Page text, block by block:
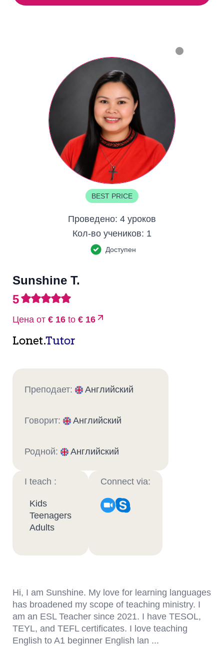
BEST PRICE
Проведено: 4 уроков
Кол-во учеников: 1
Доступен
Sunshine T.
5
Цена от € 16 to € 16
Lonet.Tutor
Преподает: Английский
Говорит: Английский
Родной: Английский
I teach :
Kids
Teenagers
Adults
Connect via:
Hi, I am Sunshine. My love for learning languages
has broadened my scope of teaching ministry. I
am an ESL Teacher since 2021. I have TESOL,
TEYL, and TEFL certificates. I love teaching
English to A1 beginner English lan ...